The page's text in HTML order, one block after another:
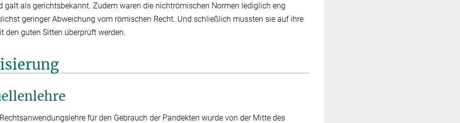
galt als gerichtsbekannt. Zudem waren die nichtrömischen Normen lediglich eng
geringer Abweichung vom römischen Recht. Und schließlich mussten sie auf ihre
den guten Sitten überprüft werden.
für den Gebrauch der Pandekten wurde von der Mitte des